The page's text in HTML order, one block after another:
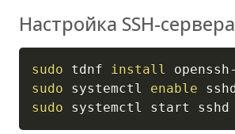
Настройка SSH-сервера
sudo tdnf install
sudo systemctl enable
sudo systemctl start sshd